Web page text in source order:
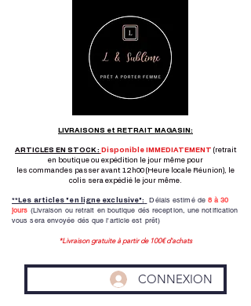
LIVRAISONS et RETRAIT MAGASIN:
ARTICLES EN STOCK : Disponible IMMEDIATEMENT (retrait
en boutique ou expédition le jour même pour
les commandes passer avant 12h00 (Heure locale Réunion), le
colis sera expédié le jour même.
**Les articles "en ligne exclusive": Délais estimé de 8 à 30
jours (Livraison ou retrait en boutique dés reception, une notification
vous sera envoyée dés que l'article est prêt)
*Livraison gratuite à partir de 100€ d'achats
CONNEXION